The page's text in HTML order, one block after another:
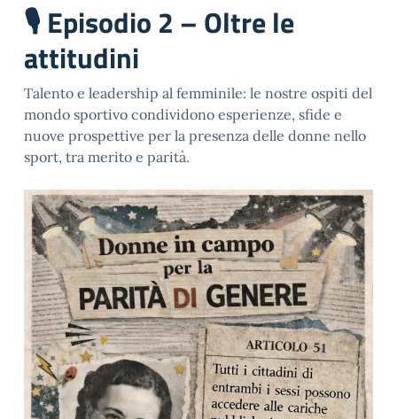
🎙️ Episodio 2 – Oltre le
attitudini
Talento e leadership al femminile: le nostre ospiti del
mondo sportivo condividono esperienze, sfide e
nuove prospettive per la presenza delle donne nello
sport, tra merito e parità.